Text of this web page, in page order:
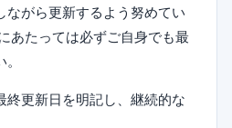
ながら更新するよう努めてい
あたっては必ずご自身でも最
終更新日を明記し、継続的な